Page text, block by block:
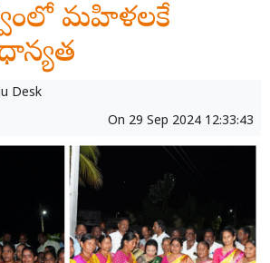
మహిళలకే
Desk
On 29 Sep 2024 12:33:43